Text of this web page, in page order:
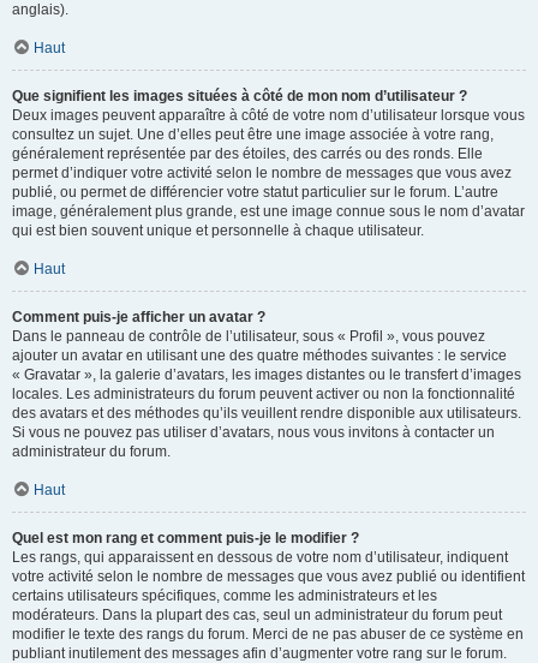
anglais).
Haut
Que signifient les images situées à côté de mon nom d’utilisateur ?
Deux images peuvent apparaître à côté de votre nom d’utilisateur lorsque vous
consultez un sujet. Une d’elles peut être une image associée à votre rang,
généralement représentée par des étoiles, des carrés ou des ronds. Elle
permet d’indiquer votre activité selon le nombre de messages que vous avez
publié, ou permet de différencier votre statut particulier sur le forum. L’autre
image, généralement plus grande, est une image connue sous le nom d’avatar
qui est bien souvent unique et personnelle à chaque utilisateur.
Haut
Comment puis-je afficher un avatar ?
Dans le panneau de contrôle de l’utilisateur, sous « Profil », vous pouvez
ajouter un avatar en utilisant une des quatre méthodes suivantes : le service
« Gravatar », la galerie d’avatars, les images distantes ou le transfert d’images
locales. Les administrateurs du forum peuvent activer ou non la fonctionnalité
des avatars et des méthodes qu’ils veuillent rendre disponible aux utilisateurs.
Si vous ne pouvez pas utiliser d’avatars, nous vous invitons à contacter un
administrateur du forum.
Haut
Quel est mon rang et comment puis-je le modifier ?
Les rangs, qui apparaissent en dessous de votre nom d’utilisateur, indiquent
votre activité selon le nombre de messages que vous avez publié ou identifient
certains utilisateurs spécifiques, comme les administrateurs et les
modérateurs. Dans la plupart des cas, seul un administrateur du forum peut
modifier le texte des rangs du forum. Merci de ne pas abuser de ce système en
publiant inutilement des messages afin d’augmenter votre rang sur le forum.